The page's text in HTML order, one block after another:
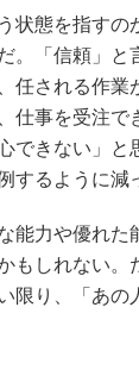
態を指すの
。「信頼」
任される作
仕事を受注
できない」
るように減
力や優れた
もしれない。
限り、「あ